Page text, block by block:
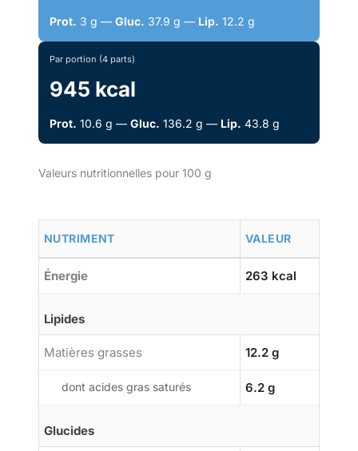
Prot. 3 g — Gluc. 37.9 g — Lip. 12.2 g
Par portion (4 parts)
945 kcal
Prot. 10.6 g — Gluc. 136.2 g — Lip. 43.8 g
Valeurs nutritionnelles pour 100 g
NUTRIMENT VALEUR
Énergie 263 kcal
Lipides
Matières grasses 12.2 g
dont acides gras saturés 6.2 g
Glucides